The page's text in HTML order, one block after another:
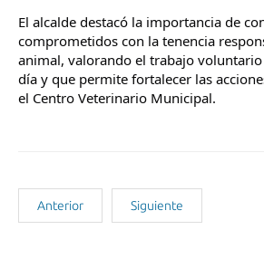
El alcalde destacó la importancia de
comprometidos con la tenencia
animal, valorando el trabajo
día y que permite fortalecer las
el Centro Veterinario Municipal.
Anterior Siguiente